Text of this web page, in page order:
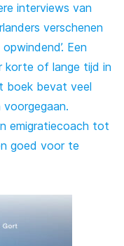
interviews van
verschenen
Een
korte of lange tijd in
boek bevat veel
voorgegaan.
emigratiecoach tot
goed voor te